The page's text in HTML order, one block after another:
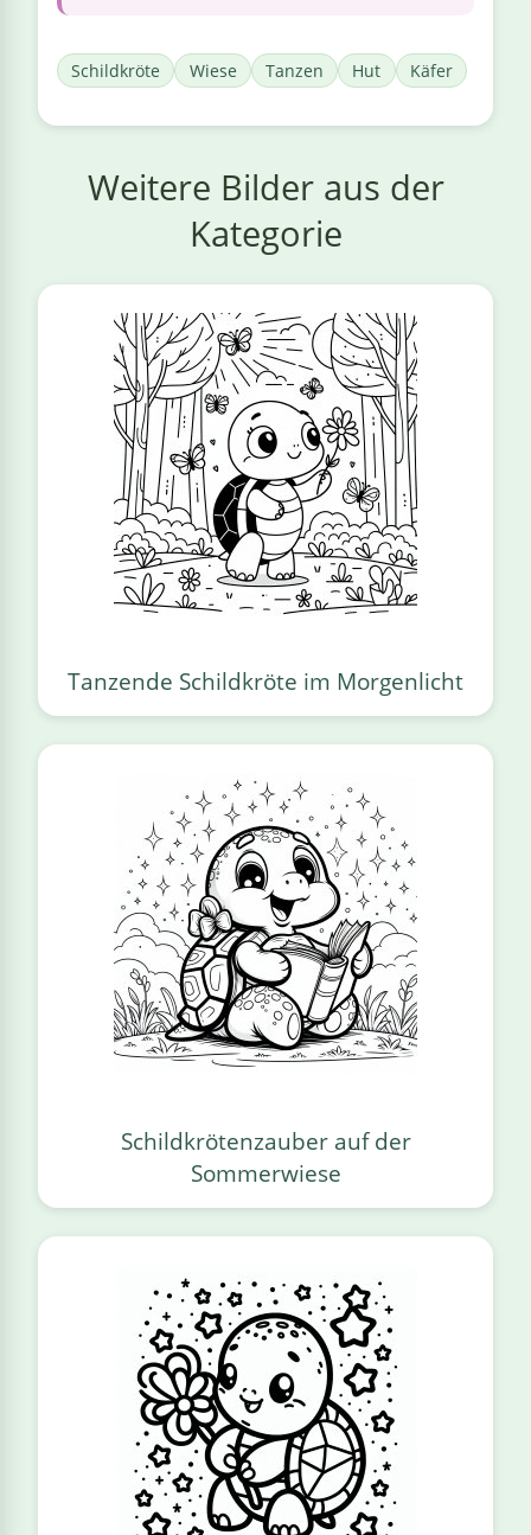
Schildkröte Wiese Tanzen Hut Käfer
Weitere Bilder aus der
Kategorie
Tanzende Schildkröte im Morgenlicht
Schildkrötenzauber auf der
Sommerwiese